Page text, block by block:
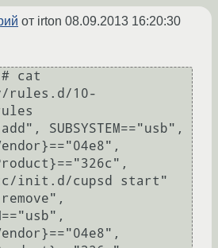
от irton 08.09.2013 16:20:30
cat
rules.d/10-
SUBSYSTEM=="usb",
init.d/cupsd start"